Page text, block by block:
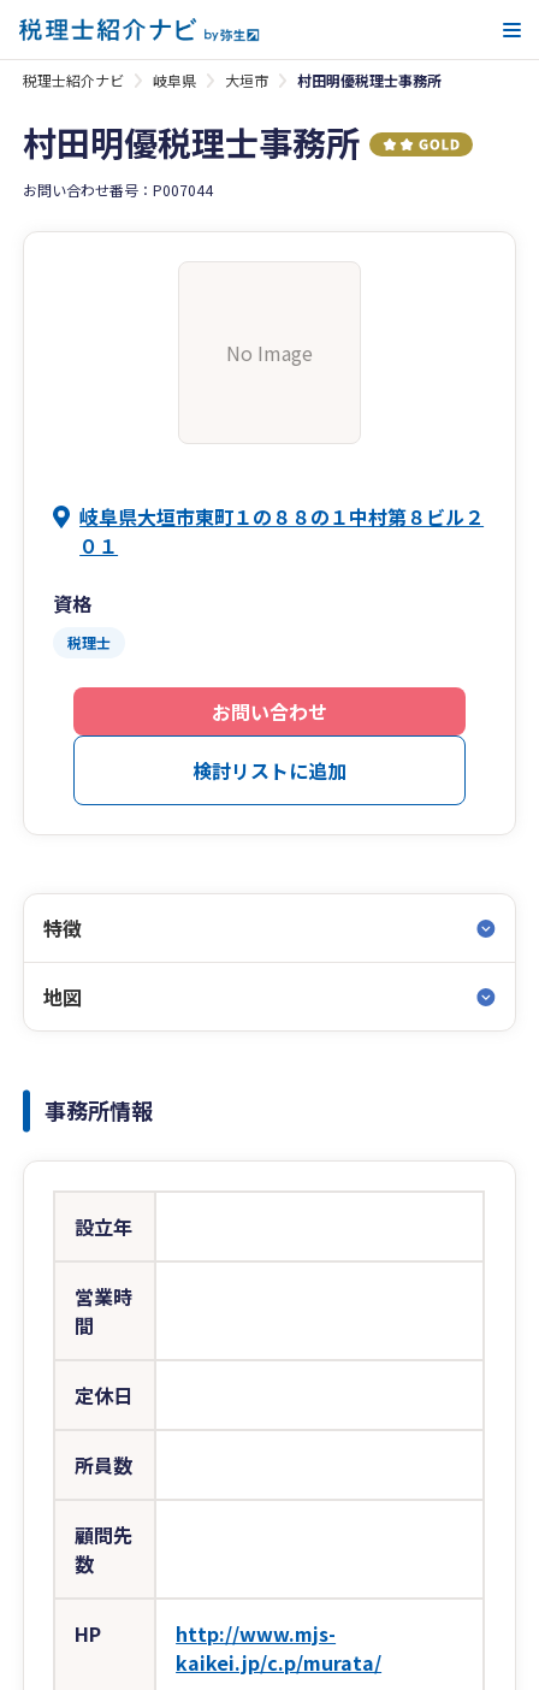
税理士紹介ナビ 岐阜県 大垣市 村田明優税理士事務所
村田明優税理士事務所
お問い合わせ番号：P007044
No Image
岐阜県大垣市東町１の８８の１中村第８ビル２
０１
資格
税理士
お問い合わせ
検討リストに追加
特徴
地図
事務所情報
設立年
営業時
間
定休日
所員数
顧問先
数
HP
http://www.mjs-
kaikei.jp/c.p/murata/